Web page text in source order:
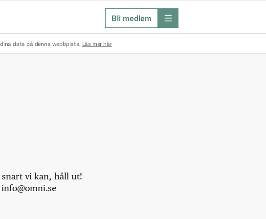
Bli medlem meny
data på denna webbplats. Läs mer här
vi kan, håll ut!